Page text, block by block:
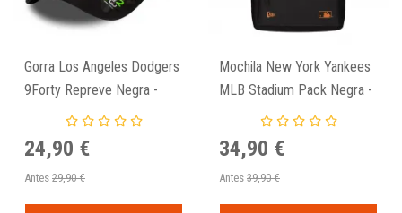
Gorra Los Angeles Dodgers
9Forty Repreve Negra -
New Era
24,90 €
Antes 29,90 €
Mochila New York Yankees
MLB Stadium Pack Negra -
New Era
34,90 €
Antes 39,90 €